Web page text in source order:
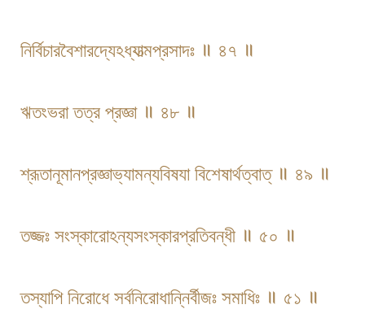
নির্বিচারবৈশারদ্যেঽধ্যাত্মপ্রসাদঃ ॥ ৪৭ ॥
ঋতংভরা তত্র প্রজ্ঞা ॥ ৪৮ ॥
শ্রূতানূমানপ্রজ্ঞাভ্যামন্যবিষযা বিশেষার্থত্বাত্ ॥ ৪৯ ॥
তজ্জঃ সংস্কারোঽন্যসংস্কারপ্রতিবন্ধী ॥ ৫০ ॥
তস্যাপি নিরোধে সর্বনিরোধান্নির্বীজঃ সমাধিঃ ॥ ৫১ ॥